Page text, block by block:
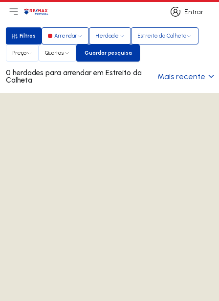
Entrar
Entrar
Abri menu principal
LogoIr para página inicial
Filtros
Filtros Arrendar Herdade Estreito da Calheta
Preço Quartos Guardar pesquisa
Guardar pesquisa
0 herdades para arrendar em Estreito da
Calheta Mais recente